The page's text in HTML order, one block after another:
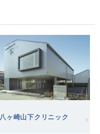
八ヶ崎山下クリニック